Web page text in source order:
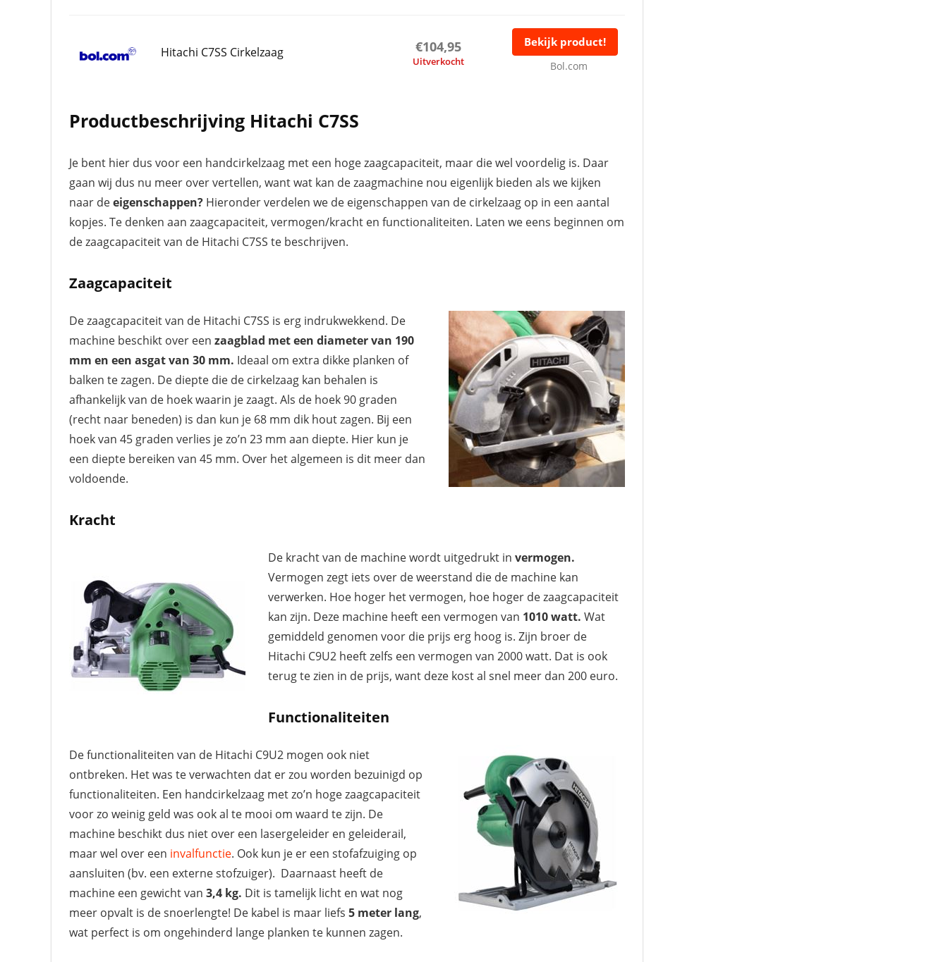
Hitachi C7SS Cirkelzaag €104,95
Uitverkocht
Bekijk product!
Bol.com
Productbeschrijving Hitachi C7SS
Je bent hier dus voor een handcirkelzaag met een hoge zaagcapaciteit, maar die wel voordelig is. Daar
gaan wij dus nu meer over vertellen, want wat kan de zaagmachine nou eigenlijk bieden als we kijken
naar deeigenschappen? Hieronder verdelen we de eigenschappen van de cirkelzaag op in een aantal
kopjes. Te denken aan zaagcapaciteit, vermogen/kracht en functionaliteiten. Laten we eens beginnen om
de zaagcapaciteit van de Hitachi C7SS te beschrijven.
Zaagcapaciteit
De zaagcapaciteit van de Hitachi C7SS is erg indrukwekkend. De
machine beschikt over een zaagblad met een diameter van 190
mm en een asgat van 30 mm. Ideaal om extra dikke planken of
balken te zagen. De diepte die de cirkelzaag kan behalen is
afhankelijk van de hoek waarin je zaagt. Als de hoek 90 graden
(recht naar beneden) is dan kun je 68 mm dik hout zagen. Bij een
hoek van 45 graden verlies je zo’n 23 mm aan diepte. Hier kun je
een diepte bereiken van 45 mm. Over het algemeen is dit meer dan
voldoende.
Kracht
De kracht van de machine wordt uitgedrukt in vermogen.
Vermogen zegt iets over de weerstand die de machine kan
verwerken. Hoe hoger het vermogen, hoe hoger de zaagcapaciteit
kan zijn. Deze machine heeft een vermogen van 1010 watt. Wat
gemiddeld genomen voor die prijs erg hoog is. Zijn broer de
Hitachi C9U2 heeft zelfs een vermogen van 2000 watt. Dat is ook
terug te zien in de prijs, want deze kost al snel meer dan 200 euro.
Functionaliteiten
De functionaliteiten van de Hitachi C9U2 mogen ook niet
ontbreken. Het was te verwachten dat er zou worden bezuinigd op
functionaliteiten. Een handcirkelzaag met zo’n hoge zaagcapaciteit
voor zo weinig geld was ook al te mooi om waard te zijn. De
machine beschikt dus niet over een lasergeleider en geleiderail,
maar wel over een invalfunctie. Ook kun je er een stofafzuiging op
aansluiten (bv. een externe stofzuiger). Daarnaast heeft de
machine een gewicht van 3,4 kg. Dit is tamelijk licht en wat nog
meer opvalt is de snoerlengte! De kabel is maar liefs 5 meter lang,
wat perfect is om ongehinderd lange planken te kunnen zagen.